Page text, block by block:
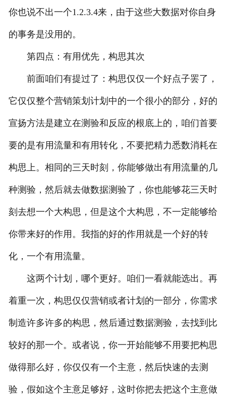
你也说不出一个1.2.3.4来，由于这些大数据对你自身
的事务是没用的。
第四点：有用优先，构思其次
前面咱们有提过了：构思仅仅一个好点子罢了，
它仅仅整个营销策划计划中的一个很小的部分，好的
宣扬方法是建立在测验和反应的根底上的，咱们首要
要的是有用流量和有用转化，不要把精力悉数消耗在
构思上。相同的三天时刻，你能够做出有用流量的几
种测验，然后就去做数据测验了，你也能够花三天时
刻去想一个大构思，但是这个大构思，不一定能够给
你带来好的作用。我指的好的作用就是一个好的转
化，一个有用流量。
这两个计划，哪个更好。咱们一看就能选出。再
着重一次，构思仅仅营销或者计划的一部分，你需求
制造许多许多的构思，然后通过数据测验，去找到比
较好的那一个。或者说，你一开始能够不用要把构思
做得那么好，你仅仅有一个主意，然后快速的去测
验，假如这个主意足够好，这时你把去把这个主意做